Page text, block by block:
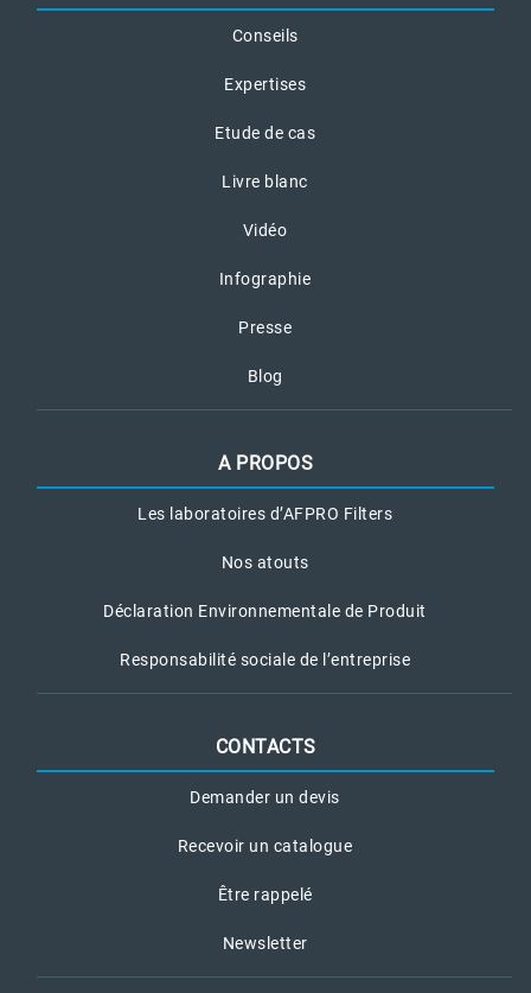
Conseils
Expertises
Etude de cas
Livre blanc
Vidéo
Infographie
Presse
Blog
A PROPOS
Les laboratoires d’AFPRO Filters
Nos atouts
Déclaration Environnementale de Produit
Responsabilité sociale de l’entreprise
CONTACTS
Demander un devis
Recevoir un catalogue
Être rappelé
Newsletter